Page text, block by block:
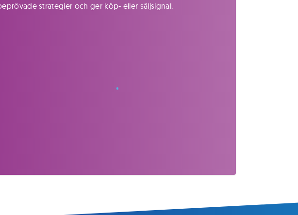
strategier och ger köp- eller säljsignal.